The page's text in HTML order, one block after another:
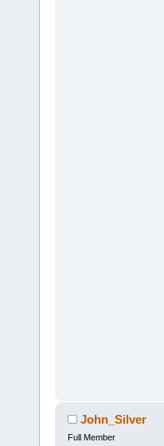
John_Silver
Full Member